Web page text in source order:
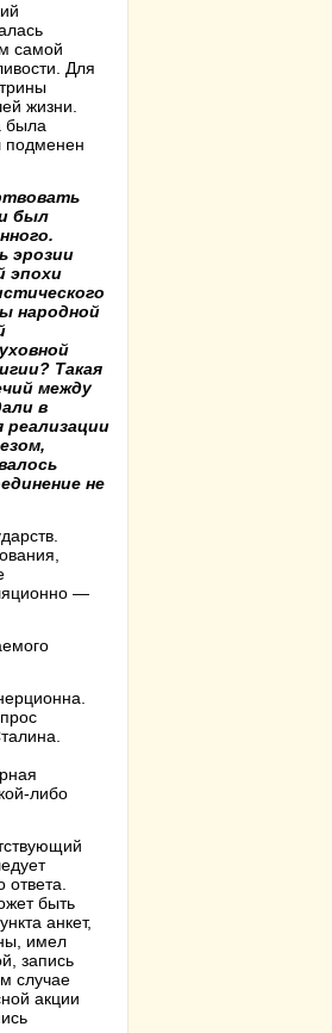
самой
Для
жизни.
была
подменен
был
эрозии
эпохи
народной
Такая
между
в
реализации
не
—
либо
быть
анкет,
имел
запись
случае
акции